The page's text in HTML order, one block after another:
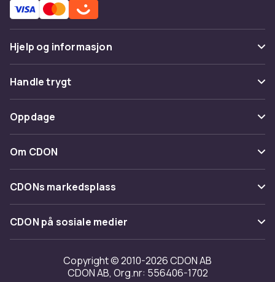
Hjelp og informasjon
Vanlige spørsmål
Spor pakke
Angre & returner her
Kontakt oss
Handle trygt
Betaling
Levering
Tilbakekallinger
Oppdage
Kategorier
Varemerker
Om CDON
Om oss
Kundeanmeldelser
Jobbe på CDON
Investor relations
CDONs markedsplass
Merchant Help Center
CDON på sosiale medier
Copyright © 2010-2026 CDON AB
CDON AB, Org.nr: 556406-1702